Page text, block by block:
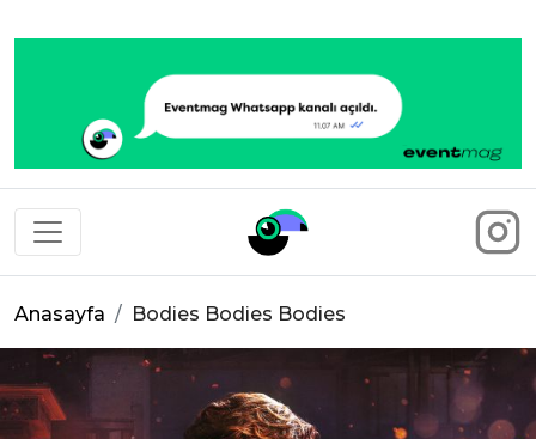
Eventmag
Anasayfa Bodies Bodies Bodies